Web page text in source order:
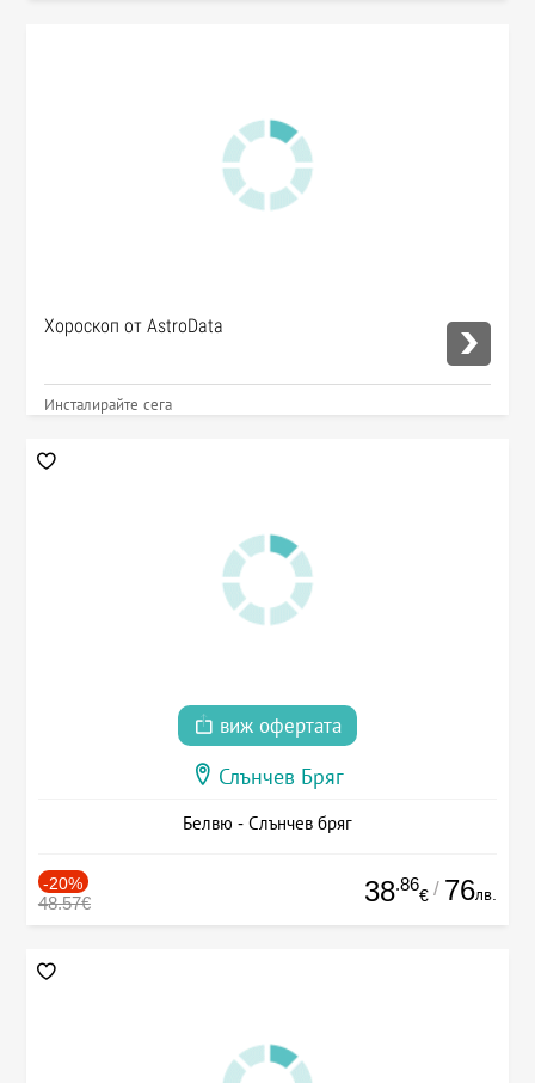
Хороскоп от AstroData
Инсталирайте сега
виж офертата
Слънчев Бряг
Белвю - Слънчев бряг
-20%
48.57€ 38.86
€ / 76лв.